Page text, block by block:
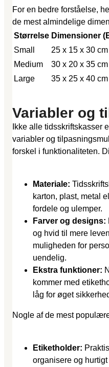
For en bedre forståelse,
de mest almindelige
Størrelse Dimensioner
Small
25 x 15 x 30 cm
Medium
30 x 20 x 35 cm
Large
35 x 25 x 40 cm
Variabler og
Ikke alle tidsskriftskasser
variabler og
forskel i funktionaliteten.
Materiale:
karton, plast, metal
fordele og ulemper.
Farver og designs:
og hvid til mere
muligheden for
uendelig.
Ekstra funktioner:
kommer med
låg for øget
Nogle af de mest
Etiketholder:
organisere og